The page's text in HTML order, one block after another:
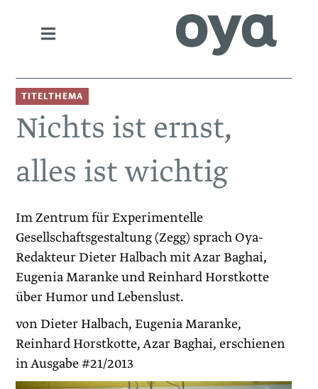
TITELTHEMA
Nichts ist ernst,
alles ist wichtig
Im Zentrum für Experimentelle
Gesellschaftsgestaltung (Zegg) sprach Oya-
Redakteur Dieter Halbach mit Azar Baghai,
Eugenia Maranke und Reinhard Horstkotte
über Humor und Lebenslust.
von Dieter Halbach, Eugenia Maranke,
Reinhard Horstkotte, Azar Baghai, erschienen
in Ausgabe #21/2013